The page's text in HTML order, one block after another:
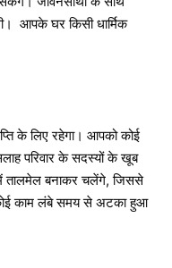
आपके घर किसी धार्मिक
के लिए रहेगा। आपको कोई
परिवार के सदस्यों के खूब
तालमेल बनाकर चलेंगे, जिससे
काम लंबे समय से अटका हुआ